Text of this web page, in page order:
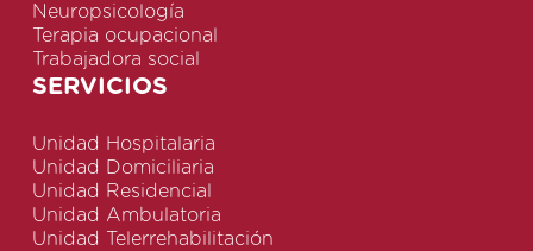
Neuropsicología
Terapia ocupacional
Trabajadora social
SERVICIOS
Unidad Hospitalaria
Unidad Domiciliaria
Unidad Residencial
Unidad Ambulatoria
Unidad Telerrehabilitación